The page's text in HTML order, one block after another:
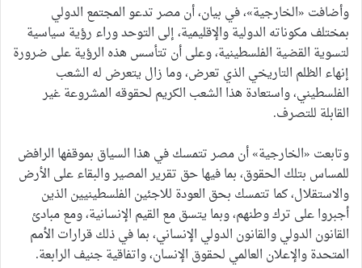
وأضافت «الخارجية»، في بيان، أن مصر تدعو المجتمع الدولي
بمختلف مكوناته الدولية والإقليمية، إلى التوحد وراء رؤية سياسية
لتسوية القضية الفلسطينية، وعلى أن تتأسس هذه الرؤية على ضرورة
إنهاء الظلم التاريخي الذي تعرض، وما زال يتعرض له الشعب
الفلسطيني، واستعادة هذا الشعب الكريم لحقوقه المشروعة غير
القابلة للتصرف.
وتابعت «الخارجية» أن مصر تتمسك في هذا السياق بموقفها الرافض
للمساس بتلك الحقوق، بما فيها حق تقرير المصير والبقاء على الأرض
والاستقلال، كما تتمسك بحق العودة للاجئين الفلسطينيين الذين
أجبروا على ترك وطنهم، وبما يتسق مع القيم الإنسانية، ومع مبادئ
القانون الدولي والقانون الدولي الإنساني، بما في ذلك قرارات الأمم
المتحدة والإعلان العالمي لحقوق الإنسان، واتفاقية جنيف الرابعة.